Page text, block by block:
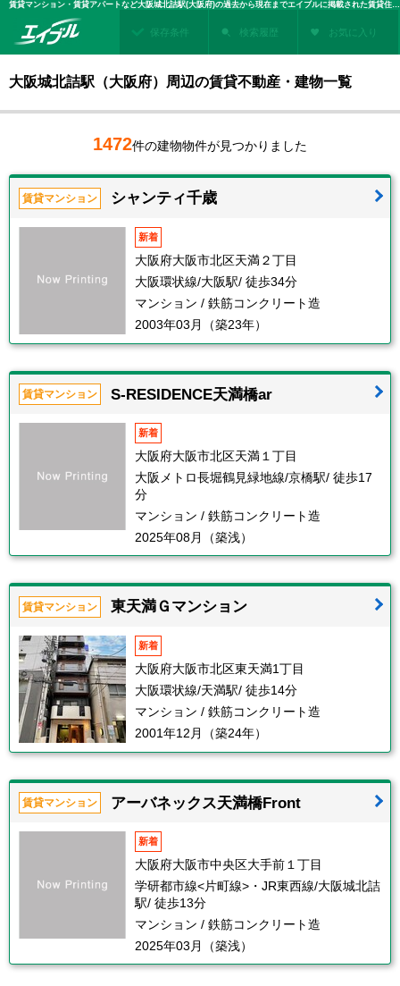
賃貸マンション・賃貸アパートなど大阪城北詰駅(大阪府)の過去から現在までエイブルに掲載された賃貸住宅情報・建物情報を検索！不動産賃貸を探すなら、お部屋探しのエイブル
保存条件 検索履歴 お気に入り
大阪城北詰駅（大阪府）周辺の賃貸不動産・建物一覧
1472件の建物物件が見つかりました
賃貸マンション シャンティ千歳
新着
大阪府大阪市北区天満２丁目
大阪環状線/大阪駅/ 徒歩34分
マンション / 鉄筋コンクリート造
2003年03月（築23年）
賃貸マンション S-RESIDENCE天満橋ar
新着
大阪府大阪市北区天満１丁目
大阪メトロ長堀鶴見緑地線/京橋駅/ 徒歩17
分
マンション / 鉄筋コンクリート造
2025年08月（築浅）
賃貸マンション 東天満Ｇマンション
新着
大阪府大阪市北区東天満1丁目
大阪環状線/天満駅/ 徒歩14分
マンション / 鉄筋コンクリート造
2001年12月（築24年）
賃貸マンション アーバネックス天満橋Front
新着
大阪府大阪市中央区大手前１丁目
学研都市線<片町線>・JR東西線/大阪城北詰
駅/ 徒歩13分
マンション / 鉄筋コンクリート造
2025年03月（築浅）